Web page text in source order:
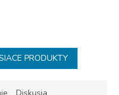
PRODUKTY
Diskusia